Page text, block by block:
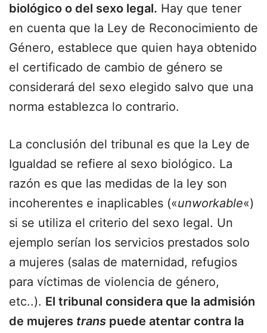
biológico o del sexo legal. Hay que tener
en cuenta que la Ley de Reconocimiento de
Género, establece que quien haya obtenido
el certificado de cambio de género se
considerará del sexo elegido salvo que una
norma establezca lo contrario.
La conclusión del tribunal es que la Ley de
Igualdad se refiere al sexo biológico. La
razón es que las medidas de la ley son
incoherentes e inaplicables («unworkable«)
si se utiliza el criterio del sexo legal. Un
ejemplo serían los servicios prestados solo
a mujeres (salas de maternidad, refugios
para víctimas de violencia de género,
etc..). El tribunal considera que la admisión
de mujeres trans puede atentar contra la